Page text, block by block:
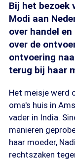
Bij het bezoek
Modi aan
over handel
over de
ontvoering
terug bij haar
Het meisje werd
oma's huis in
vader in India.
manieren
haar moeder,
rechtszaken